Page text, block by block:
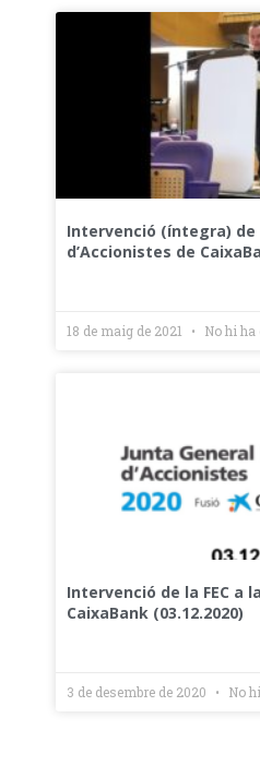
Intervenció (íntegra) de
d’Accionistes de
18 de maig de 2021 No hi
Intervenció de la FEC a
CaixaBank (03.12.2020)
3 de desembre de 2020 No